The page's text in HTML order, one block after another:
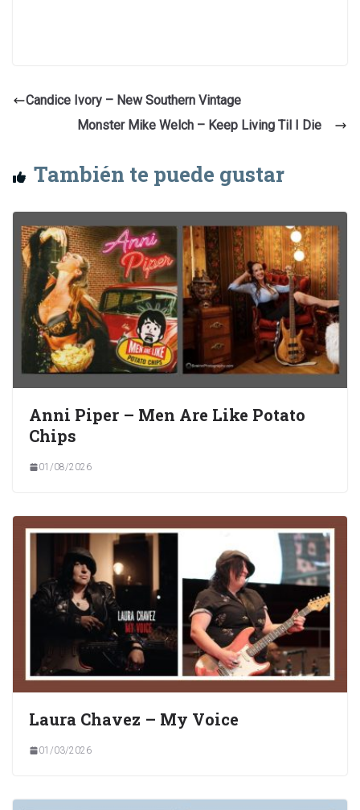
Candice Ivory – New Southern Vintage
Monster Mike Welch – Keep Living Til I Die
También te puede gustar
Anni Piper – Men Are Like Potato
Chips
01/08/2026
Laura Chavez – My Voice
01/03/2026